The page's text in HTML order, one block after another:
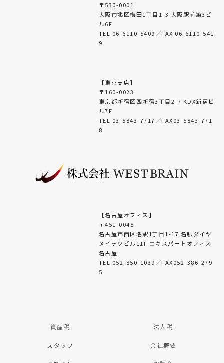
〒530-0001
大阪市北区梅田1丁目1-3 大阪駅前第3ビ
ル6F
TEL 06-6110-5409／FAX 06-6110-541
9
【東京支店】
〒160-0023
東京都新宿区西新宿3丁目2-7 KDX新宿ビ
ル7F
TEL 03-5843-7717／FAX03-5843-771
8
【名古屋オフィス】
〒451-0045
名古屋市西区名駅1丁目1-17 名駅ダイヤ
メイテツビル11F エキスパートオフィス
名古屋
TEL 052-850-1039／FAX052-386-279
5
資産税 法人税
スタッフ 会社概要